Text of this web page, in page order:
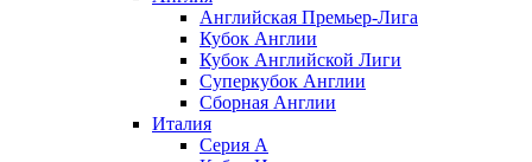
Английская Премьер-Лига
Кубок Англии
Кубок Английской Лиги
Суперкубок Англии
Сборная Англии
Италия
Серия А